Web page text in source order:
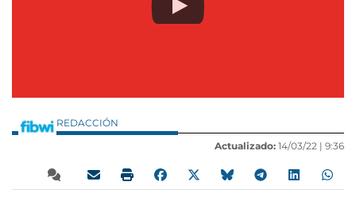
REDACCIÓN
Actualizado: 14/03/22 | 9:36